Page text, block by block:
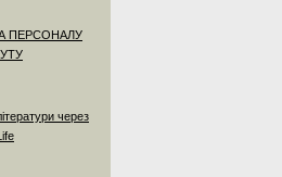
ПЕРСОНАЛУ
через